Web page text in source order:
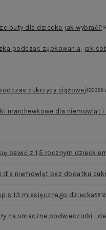
buty dla dziecka jak wybrać?
podczas ząbkowania, jak
cukrzycy ciążowej 105 358
marchewkowe dla niemowląt
bawić z 1,5 rocznym
dla niemowląt bez dodatku
13 miesięcznego dziecka 58
na smaczne podwieczorki i